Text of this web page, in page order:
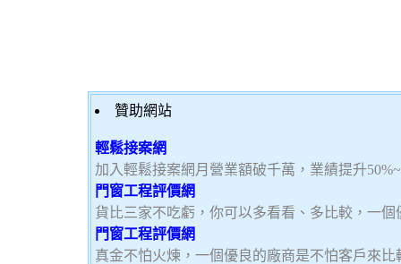
贊助網站
輕鬆接案網
加入輕鬆接案網月營業額破千萬，業績提升
門窗工程評價網
貨比三家不吃虧，你可以多看看、多比較，一
門窗工程評價網
真金不怕火煉，一個優良的廠商是不怕客戶來